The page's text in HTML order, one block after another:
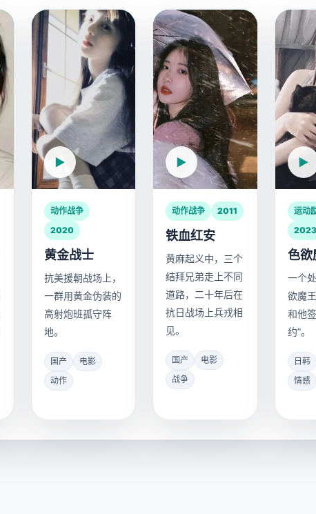
动作战争
2020
黄金战士
抗美援朝战场上，
一群用黄金伪装的
高射炮班孤守阵
地。
国产
电影
动作
动作战争 2011
铁血红安
黄麻起义中，三个
结拜兄弟走上不同
道路，二十年后在
抗日战场上兵戎相
见。
国产
电影
战争
运动
2023
色欲
一个
欲魔
和他
约”。
日韩
情感